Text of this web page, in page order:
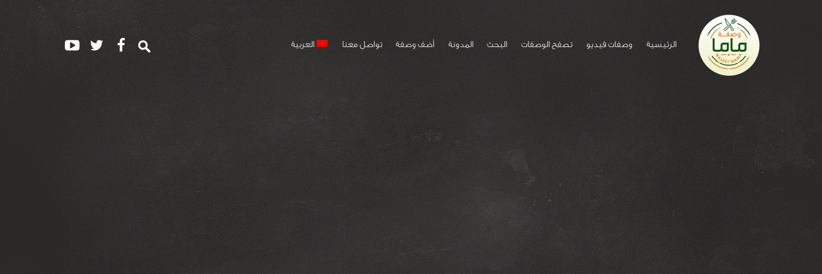
الرئيسية وصفات فيديو تصفح الوصفات البحث المدونة أضف وصفة تواصل معنا العربية